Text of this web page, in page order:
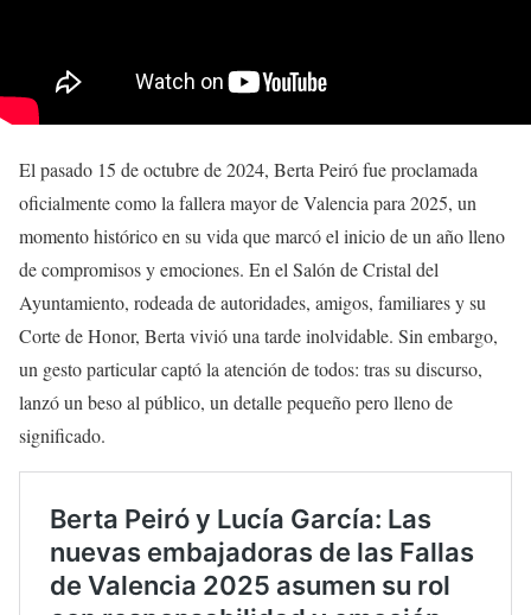
El pasado 15 de octubre de 2024, Berta Peiró fue proclamada
oficialmente como la fallera mayor de Valencia para 2025, un
momento histórico en su vida que marcó el inicio de un año lleno
de compromisos y emociones. En el Salón de Cristal del
Ayuntamiento, rodeada de autoridades, amigos, familiares y su
Corte de Honor, Berta vivió una tarde inolvidable. Sin embargo,
un gesto particular captó la atención de todos: tras su discurso,
lanzó un beso al público, un detalle pequeño pero lleno de
significado.